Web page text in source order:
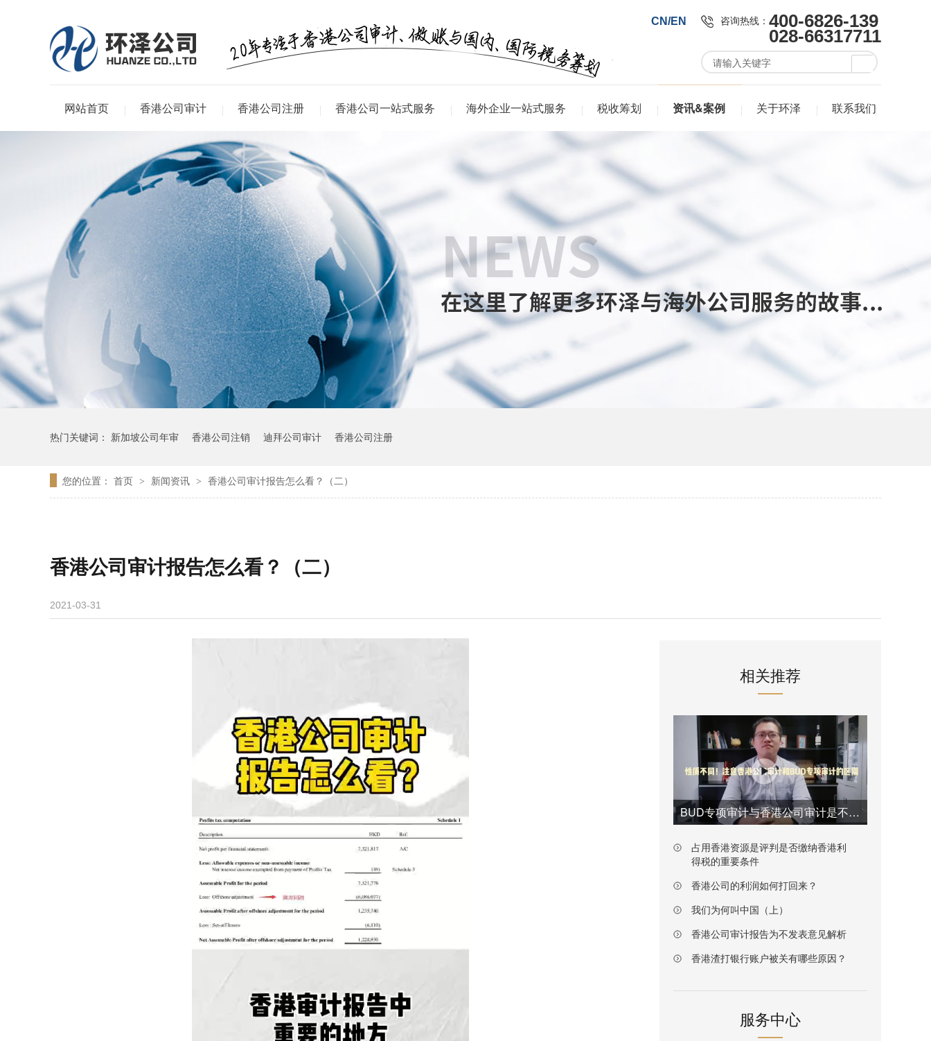
CN/EN 咨询热线： 400-6826-139
028-66317711
网站首页 香港公司审计 香港公司注册 香港公司一站式服务 海外企业一站式服务 税收筹划 资讯&案例 关于环泽 联系我们
热门关键词： 新加坡公司年审 香港公司注销 迪拜公司审计 香港公司注册
您的位置： 首页 > 新闻资讯 > 香港公司审计报告怎么看？（二）
香港公司审计报告怎么看？（二）
2021-03-31
相关推荐
BUD专项审计与香港公司审计是不一样的
占用香港资源是评判是否缴纳香港利
得税的重要条件
香港公司的利润如何打回来？
我们为何叫中国（上）
香港公司审计报告为不发表意见解析
香港渣打银行账户被关有哪些原因？
服务中心